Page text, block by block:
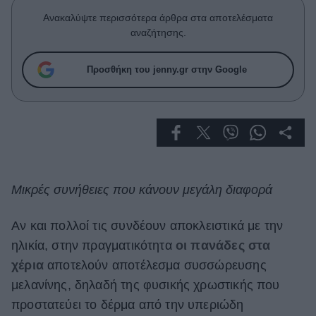
Celebrities
Who
True Stories
Ask the Guru
Living
Deco
Cooking
Green
Αφιερώματα
Ανακαλύψτε περισσότερα άρθρα στα αποτελέσματα
αναζήτησης.
Προσθήκη του jenny.gr στην Google
Μικρές συνήθειες που κάνουν μεγάλη διαφορά
Αν και πολλοί τις συνδέουν αποκλειστικά με την
ηλικία, στην πραγματικότηταοι πανάδες στα
χέριααποτελούν αποτέλεσμα συσσώρευσης
μελανίνης, δηλαδή της φυσικής χρωστικής που
προστατεύει το δέρμα από την υπεριώδη